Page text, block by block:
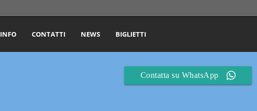
INFO CONTATTI NEWS BIGLIETTI
Contatta su WhatsApp